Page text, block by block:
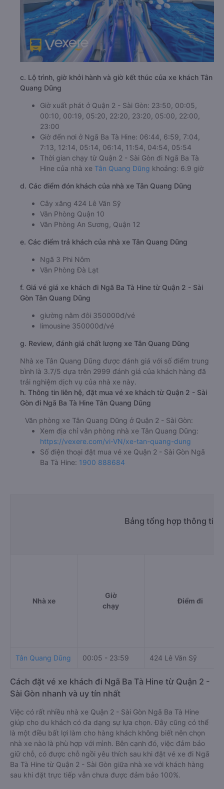
c. Lộ trình, giờ khởi hành và giờ kết thúc của xe khách Tân
Quang Dũng
Giờ xuất phát ở Quận 2 - Sài Gòn: 23:50, 00:05,
00:10, 00:19, 05:20, 22:20, 23:20, 05:00, 22:00,
23:00
Giờ đến nơi ở Ngã Ba Tà Hine: 06:44, 6:59, 7:04,
7:13, 12:14, 05:14, 06:14, 11:54, 04:54, 05:54
Thời gian chạy từ Quận 2 - Sài Gòn đi Ngã Ba Tà
Hine của nhà xe Tân Quang Dũng khoảng: 6.9 giờ
d. Các điểm đón khách của nhà xe Tân Quang Dũng
Cây xăng 424 Lê Văn Sỹ
Văn Phòng Quận 10
Văn Phòng An Sương, Quận 12
e. Các điểm trả khách của nhà xe Tân Quang Dũng
Ngã 3 Phi Nôm
Văn Phòng Đà Lạt
f. Giá vé giá xe khách đi Ngã Ba Tà Hine từ Quận 2 - Sài
Gòn Tân Quang Dũng
giường nằm đôi 350000đ/vé
limousine 350000đ/vé
g. Review, đánh giá chất lượng xe Tân Quang Dũng
Nhà xe Tân Quang Dũng được đánh giá với số điểm trung
bình là 3.7/5 dựa trên 2999 đánh giá của khách hàng đã
trải nghiệm dịch vụ của nhà xe này.
h. Thông tin liên hệ, đặt mua vé xe khách từ Quận 2 - Sài
Gòn đi Ngã Ba Tà Hine Tân Quang Dũng
Văn phòng xe Tân Quang Dũng ở Quận 2 - Sài Gòn:
Xem địa chỉ văn phòng nhà xe Tân Quang Dũng:
https://vexere.com/vi-VN/xe-tan-quang-dung
Số điện thoại đặt mua vé xe Quận 2 - Sài Gòn Ngã
Ba Tà Hine: 1900 888684
Bảng tổng hợp thông tin
Nhà xe
Giờ
chạy
Điểm đi
Tân Quang Dũng 00:05 - 23:59 424 Lê Văn Sỹ
Cách đặt vé xe khách đi Ngã Ba Tà Hine từ Quận 2 -
Sài Gòn nhanh và uy tín nhất
Việc có rất nhiều nhà xe Quận 2 - Sài Gòn Ngã Ba Tà Hine
giúp cho du khách có đa dạng sự lựa chọn. Đây cũng có thể
là một điều bất lợi làm cho hàng khách không biết nên chọn
nhà xe nào là phù hợp với mình. Bên cạnh đó, việc đảm bảo
giữ chỗ, có được chỗ ngồi yêu thích sau khi đặt vé xe đi Ngã
Ba Tà Hine từ Quận 2 - Sài Gòn giữa nhà xe với khách hàng
sau khi đặt trực tiếp vẫn chưa được đảm bảo 100%.